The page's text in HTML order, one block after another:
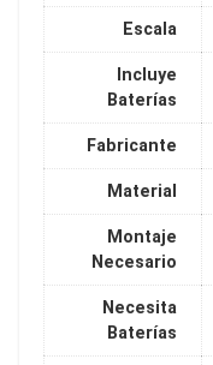
Escala
Incluye
Baterías
Fabricante
Material
Montaje
Necesario
Necesita
Baterías